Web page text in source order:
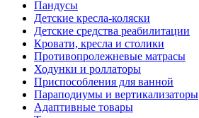
Пандусы
Детские кресла-коляски
Детские средства реабилитации
Кровати, кресла и столики
Противопролежневые матрасы
Ходунки и роллаторы
Приспособления для ванной
Параподиумы и вертикализаторы
Адаптивные товары